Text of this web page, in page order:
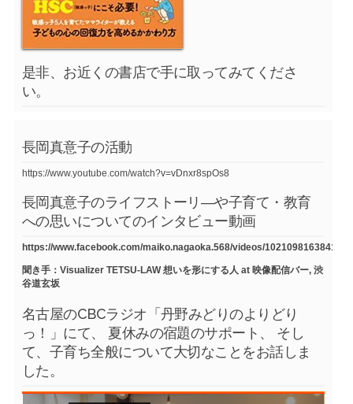
是非、お近くの書店で手に取ってみてくださ
い。
長岡真意子の活動
https://www.youtube.com/watch?v=vDnxr8spOs8
長岡真意子のライフストーリ―や子育て・教育
への思いについてのインタビュー動画
https://www.facebook.com/maiko.nagaoka.568/videos/
聞き手：Visualizer TETSU-LAW 想いを形にする人 at 映像配信バー, 渋
谷道玄坂
名古屋のCBCラジオ「丹野みどりのよりどり
っ！」にて、 夏休みの宿題のサポート、 そし
て、子育ち全般について大切なことをお話しま
した。